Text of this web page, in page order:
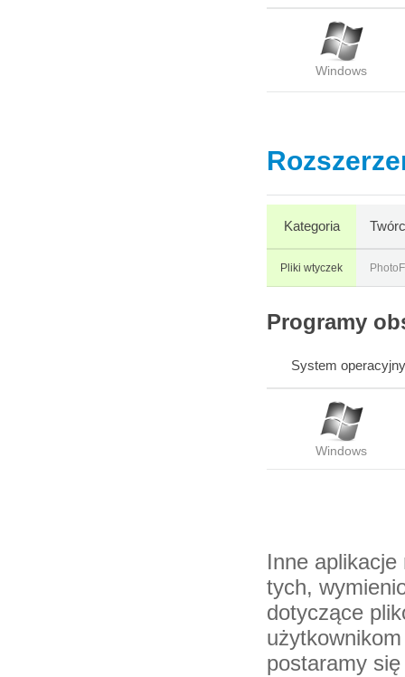
Windows
Kategoria
Pliki wtyczek
Programy
System operacyjny
Windows
Inne
tych,
dotyczące
postaramy